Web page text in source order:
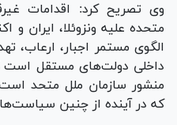
وی تصریح کرد: اقدامات
متحده علیه ونزوئلا، ایران و
الگوی مستمر اجبار، ارعاب،
داخلی دولت‌های مستقل
منشور سازمان ملل متحد
که در آینده از چنین